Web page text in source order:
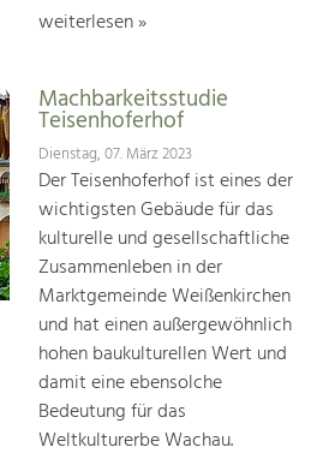
weiterlesen »
Machbarkeitsstudie
Teisenhoferhof
Dienstag, 07. März 2023
Der Teisenhoferhof ist eines der
wichtigsten Gebäude für das
kulturelle und gesellschaftliche
Zusammenleben in der
Marktgemeinde Weißenkirchen
und hat einen außergewöhnlich
hohen baukulturellen Wert und
damit eine ebensolche
Bedeutung für das
Weltkulturerbe Wachau.